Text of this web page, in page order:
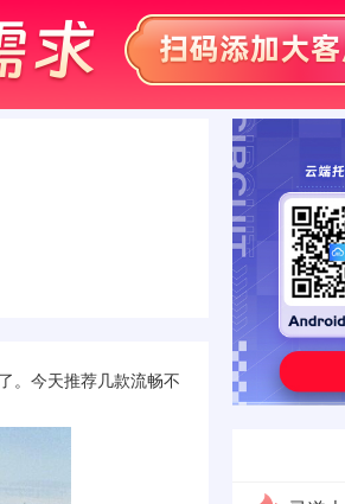
。今天推荐几款流畅不